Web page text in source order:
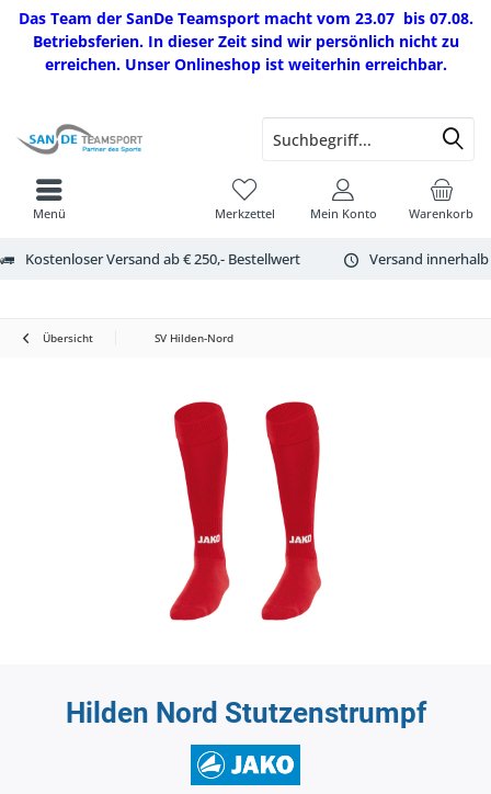
Das Team der SanDe Teamsport macht vom 23.07 bis 07.08.
Betriebsferien. In dieser Zeit sind wir persönlich nicht zu
erreichen. Unser Onlineshop ist weiterhin erreichbar.
Kostenloser Versand ab € 250,- Bestellwert Versand
Warenkorb
Merkzettel Mein Konto
Menü
Übersicht SV Hilden-Nord
Hilden Nord Stutzenstrumpf